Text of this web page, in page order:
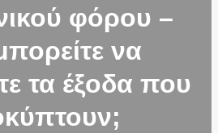
φόρου –
να
τα έξοδα που